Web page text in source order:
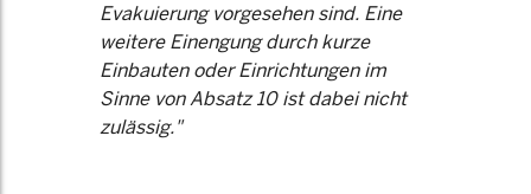
Evakuierung vorgesehen sind. Eine
weitere Einengung durch kurze
Einbauten oder Einrichtungen im
Sinne von Absatz 10 ist dabei nicht
zulässig."